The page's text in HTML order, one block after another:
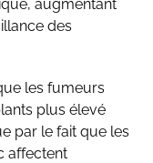
augmentant
des
les fumeurs
plus élevé
par le fait que les
affectent